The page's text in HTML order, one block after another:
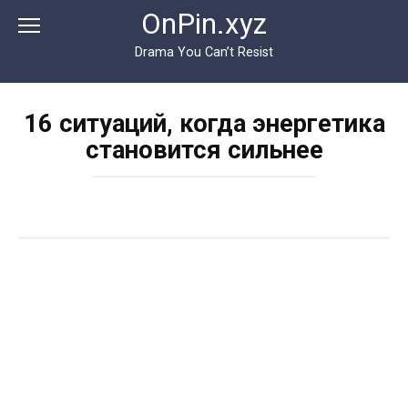
OnPin.xyz
Drama You Can’t Resist
16 ситуаций, когда энергетика
становится сильнее